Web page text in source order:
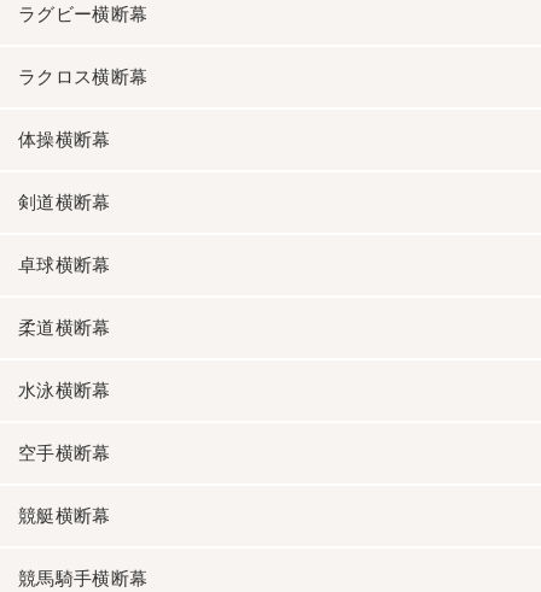
ラグビー横断幕
ラクロス横断幕
体操横断幕
剣道横断幕
卓球横断幕
柔道横断幕
水泳横断幕
空手横断幕
競艇横断幕
競馬騎手横断幕